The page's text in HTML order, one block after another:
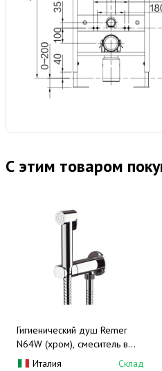
С этим товаром
Гигиенический душ Remer
N64W (хром), смеситель в
комплекте (хром)
Италия Склад